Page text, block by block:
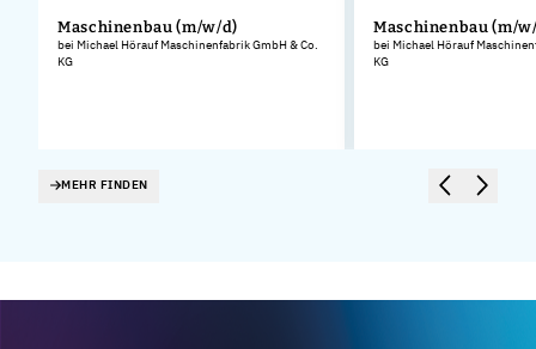
Maschinenbau (m/w/d)
bei Michael Hörauf Maschinenfabrik GmbH & Co.
KG
Maschinenbau (m/
bei Michael Hörauf
KG
MEHR FINDEN